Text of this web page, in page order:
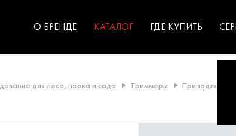
О БРЕНДЕ КАТАЛОГ ГДЕ КУПИТЬ
для леса, парка и сада Триммеры